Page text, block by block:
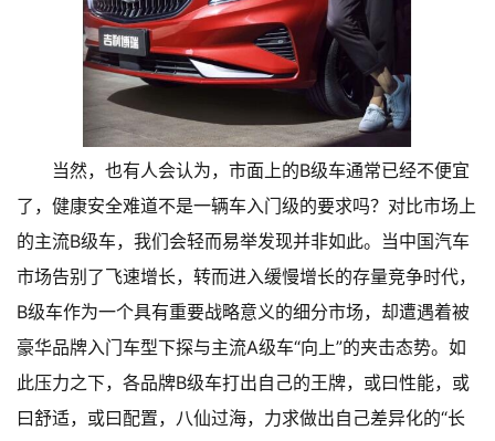
当然，也有人会认为，市面上的B级车通常已经不便宜
了，健康安全难道不是一辆车入门级的要求吗？对比市场上
的主流B级车，我们会轻而易举发现并非如此。当中国汽车
市场告别了飞速增长，转而进入缓慢增长的存量竞争时代，
B级车作为一个具有重要战略意义的细分市场，却遭遇着被
豪华品牌入门车型下探与主流A级车“向上”的夹击态势。如
此压力之下，各品牌B级车打出自己的王牌，或曰性能，或
曰舒适，或曰配置，八仙过海，力求做出自己差异化的“长